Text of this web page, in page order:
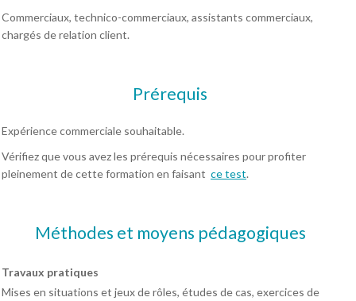
Commerciaux, technico-commerciaux, assistants commerciaux,
chargés de relation client.
Prérequis
Expérience commerciale souhaitable.
Vérifiez que vous avez les prérequis nécessaires pour profiter
pleinement de cette formation en faisant ce test.
Méthodes et moyens pédagogiques
Travaux pratiques
Mises en situations et jeux de rôles, études de cas, exercices de